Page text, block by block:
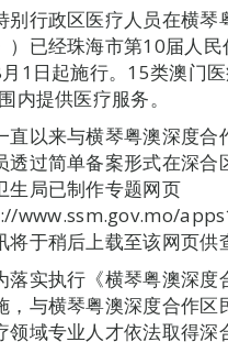
别行政区医疗人员在横
）已经珠海市第10届人
1日起施行。15类澳门
内提供医疗服务。
直以来与横琴粤澳深度
透过简单备案形式在深
生局已制作专题网页
www.ssm.gov.mo/
将于稍后上载至该网页供
落实执行《横琴粤澳深
，与横琴粤澳深度合作
领域专业人才依法取得